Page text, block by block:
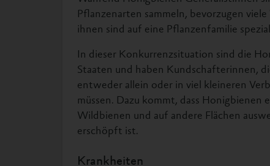
Pflanzenarten sammeln, bevorzugen
ihnen sind auf eine Pflanzenfamilie
In dieser Konkurrenzsituation sind die
Staaten und haben Kundschafterinnen,
entweder allein oder in viel kleineren
müssen. Dazu kommt, dass Honigbienen
Wildbienen und auf andere Flächen
erschöpft ist.
Krankheiten